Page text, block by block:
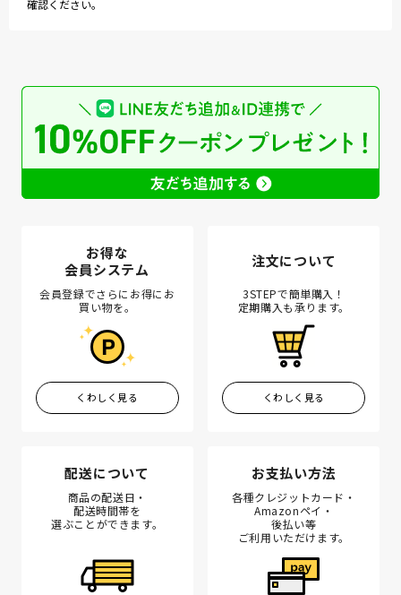
確認ください。
お得な
会員システム
会員登録でさらにお得にお
買い物を。
くわしく見る
注文について
3STEPで簡単購入！
定期購入も承ります。
くわしく見る
配送について
商品の配送日・
配送時間帯を
選ぶことができます。
お支払い方法
各種クレジットカード・
Amazonペイ・
後払い等
ご利用いただけます。